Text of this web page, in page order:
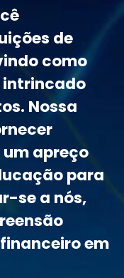
de
como
intrincado
Nossa
apreço
para
se a nós,
em